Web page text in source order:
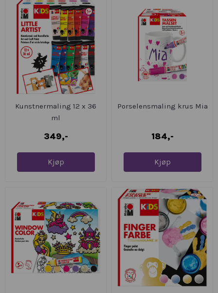
Kunstnermaling 12 x 36
ml
349,-
Kjøp
Porselensmaling krus Mia
184,-
Kjøp